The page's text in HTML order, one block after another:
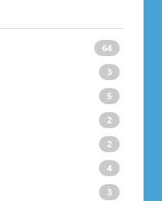
64
3
5
2
2
4
3